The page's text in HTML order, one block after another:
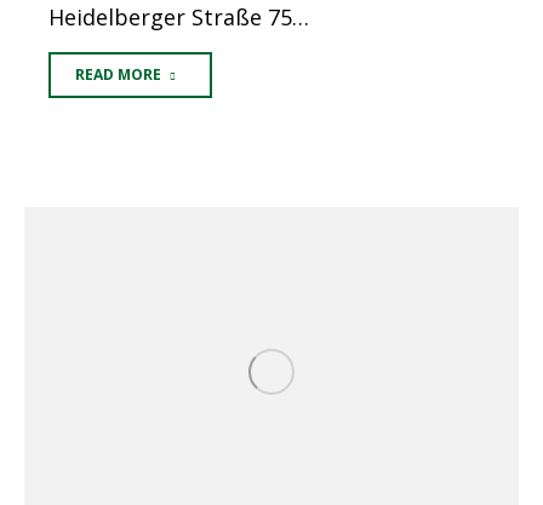
Heidelberger Straße 75…
READ MORE